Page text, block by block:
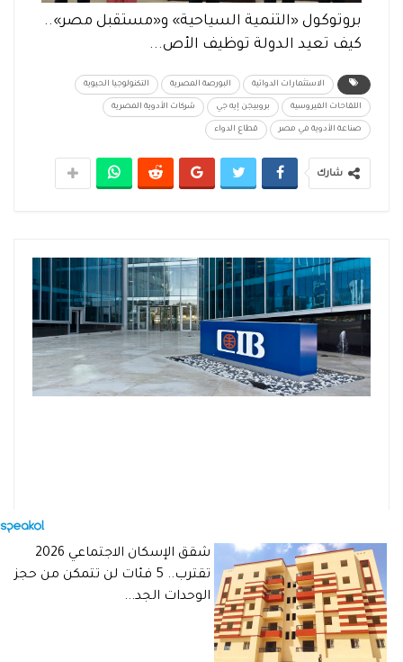
بروتوكول «التنمية السياحية» و«مستقبل مصر»..
كيف تعيد الدولة توظيف الأص...
الاستثمارات الدوائية البورصة المصرية التكنولوجيا الحيوية
اللقاحات الفيروسية بروبيجن إيه جي شركات الأدوية المصرية
صناعة الأدوية في مصر قطاع الدواء
شارك
شقق الإسكان الاجتماعي 2026
تقترب.. 5 فئات لن تتمكن من حجز
الوحدات الجد...